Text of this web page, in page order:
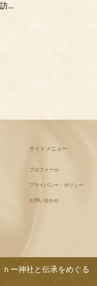
...
サイトメニュー
プロフィール
プライバシー・ポリシー
お問い合わせ
ー神社と伝承をめぐる